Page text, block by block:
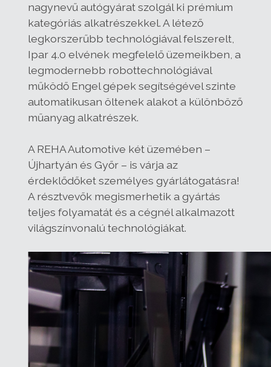
nagynevű autógyárat szolgál ki prémium
kategóriás alkatrészekkel. A létező
legkorszerűbb technológiával felszerelt,
Ipar 4.0 elvének megfelelő üzemeikben, a
legmodernebb robottechnológiával
működő Engel gépek segítségével szinte
automatikusan öltenek alakot a különböző
műanyag alkatrészek.
A REHA Automotive két üzemében –
Újhartyán és Győr – is várja az
érdeklődőket személyes gyárlátogatásra!
A résztvevők megismerhetik a gyártás
teljes folyamatát és a cégnél alkalmazott
világszínvonalú technológiákat.